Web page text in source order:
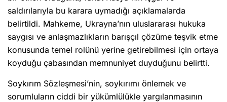
saldırılarıyla bu karara uymadığı açıklamalarda
belirtildi. Mahkeme, Ukrayna’nın uluslararası hukuka
saygısı ve anlaşmazlıkların barışçıl çözüme teşvik etme
konusunda temel rolünü yerine getirebilmesi için ortaya
koyduğu çabasından memnuniyet duyduğunu belirtti.
Soykırım Sözleşmesi’nin, soykırımı önlemek ve
sorumluların ciddi bir yükümlülükle yargılanmasının